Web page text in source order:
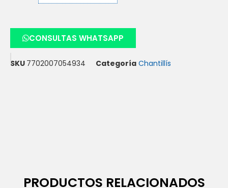
CONSULTAS WHATSAPP
SKU 7702007054934 Categoría Chantillís
PRODUCTOS RELACIONADOS